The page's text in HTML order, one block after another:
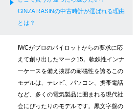
简体中文
한국어
GINZA RASINの中古時計が選ばれる理由
とは？
IWCがプロのパイロットからの要求に応
えて創り出したマーク15。軟鉄性インナ
ーケースを備え抜群の耐磁性を誇るこの
モデルは、テレビ、パソコン、携帯電話
など、多くの電気製品に囲まれる現代社
会にぴったりのモデルです。黒文字盤の